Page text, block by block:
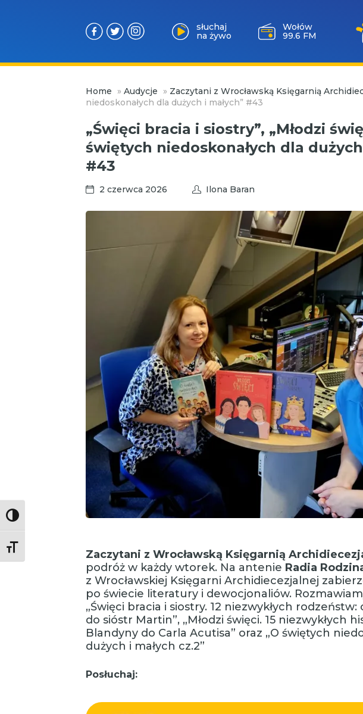
Toggle High Contrast
Toggle Font size
słuchaj
na żywo
Wołów
99.6 FM
Home » Audycje » Zaczytani z Wrocławską Księgarnią
niedoskonałych dla dużych i małych” #43
„Święci bracia i siostry”, „Młodzi
świętych niedoskonałych dla dużych
#43
2 czerwca 2026 Ilona Baran
Zaczytani z Wrocławską Księgarnią
podróż w każdy wtorek. Na antenie Radia
z Wrocławskiej Księgarni Archidiecezjalnej
po świecie literatury i dewocjonaliów.
„Święci bracia i siostry. 12 niezwykłych
do sióstr Martin”, „Młodzi święci. 15 niezwykłych
Blandyny do Carla Acutisa” oraz „O świętych
dużych i małych cz.2”
Posłuchaj: